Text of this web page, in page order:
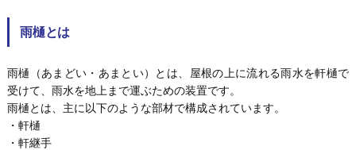
雨樋とは
雨樋（あまどい・あまとい）とは、屋根の上に流れる雨水を軒樋で
受けて、雨水を地上まで運ぶための装置です。
雨樋とは、主に以下のような部材で構成されています。
・軒樋
・軒継手